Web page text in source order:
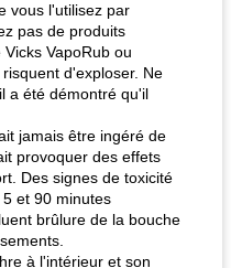
vous l'utilisez par
pas de produits
VapoRub ou
d'exploser. Ne
a été démontré qu'il
jamais être ingéré de
provoquer des effets
Des signes de toxicité
et 90 minutes
brûlure de la bouche
à l'intérieur et son